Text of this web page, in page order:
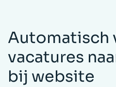
Automatisch
vacatures
bij website